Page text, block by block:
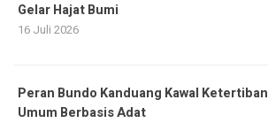
Gelar Hajat Bumi
16 Juli 2026
Peran Bundo Kanduang Kawal Ketertiban
Umum Berbasis Adat